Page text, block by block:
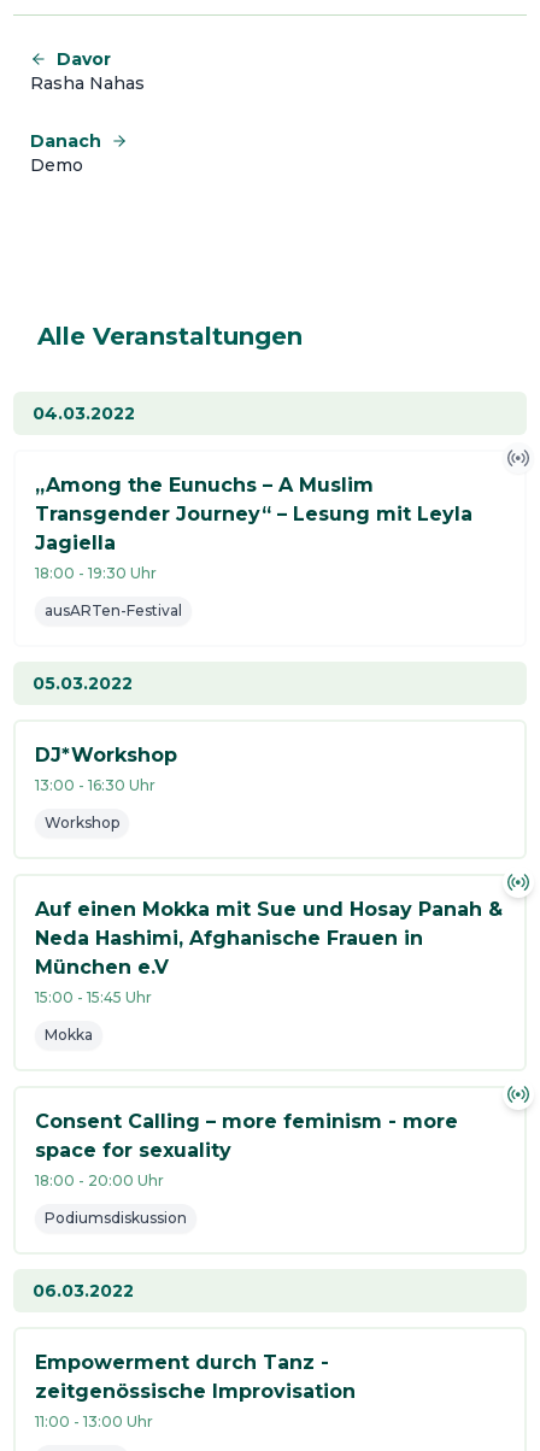
Davor
Rasha Nahas
Danach
Demo
Alle Veranstaltungen
04.03.2022
„Among the Eunuchs – A Muslim
Transgender Journey“ – Lesung mit Leyla
Jagiella
18:00 -19:30 Uhr
ausARTen-Festival
05.03.2022
DJ*Workshop
13:00 -16:30 Uhr
Workshop
Auf einen Mokka mit Sue und Hosay Panah &
Neda Hashimi, Afghanische Frauen in
München e.V
15:00 -15:45 Uhr
Mokka
Consent Calling – more feminism - more
space for sexuality
18:00 - 20:00 Uhr
Podiumsdiskussion
06.03.2022
Empowerment durch Tanz -
zeitgenössische Improvisation
11:00 -13:00 Uhr